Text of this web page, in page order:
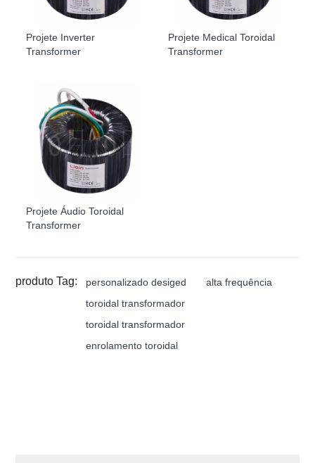
Projete Inverter
Transformer
Projete Medical Toroidal
Transformer
Projete Áudio Toroidal
Transformer
produto Tag: personalizado desiged
alta frequência
toroidal transformador
toroidal transformador
enrolamento toroidal